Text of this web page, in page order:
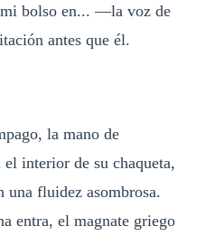
bolso en... —la voz de
antes que él.
la mano de
interior de su chaqueta,
una fluidez asombrosa.
entra, el magnate griego